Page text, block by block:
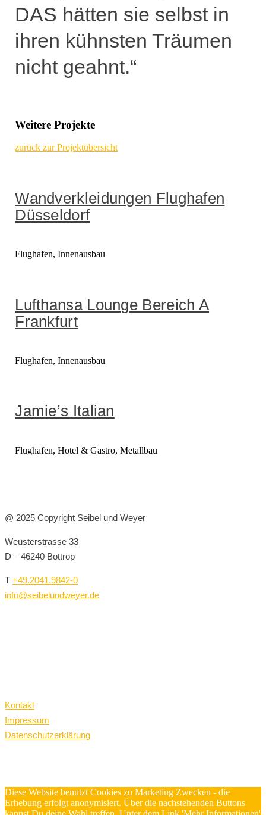
DAS hätten sie selbst in
ihren kühnsten Träumen
nicht geahnt.“
Weitere Projekte
zurück zur Projektübersicht
Wandverkleidungen Flughafen
Düsseldorf
Flughafen, Innenausbau
Lufthansa Lounge Bereich A
Frankfurt
Flughafen, Innenausbau
Jamie’s Italian
Flughafen, Hotel & Gastro, Metallbau
@ 2025 Copyright Seibel und Weyer
Weusterstrasse 33
D – 46240 Bottrop
T +49.2041.9842-0
info@seibelundweyer.de
Kontakt
Impressum
Datenschutzerklärung
Diese Website benutzt Cookies zu Marketing Zwecken - die
Erhebung erfolgt anonymisiert. Über die nachstehenden Buttons